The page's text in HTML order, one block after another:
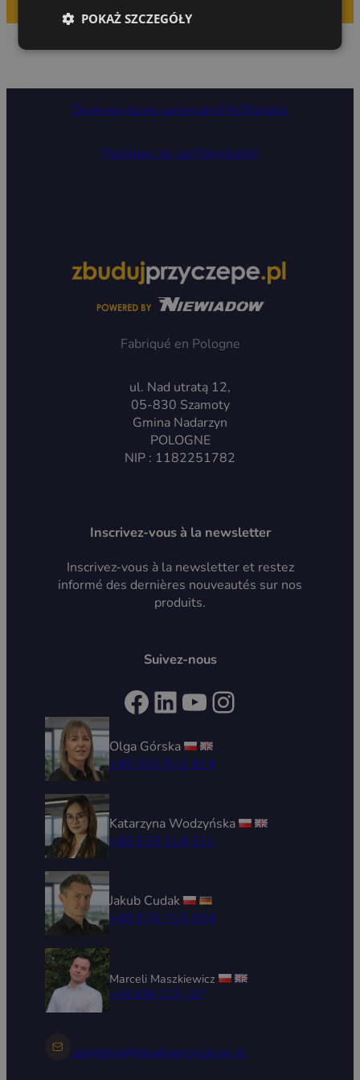
Devenez notre partenaireFAQService
Politique de confidentialité
Fabriqué en Pologne
ul. Nad utratą 12,
05-830 Szamoty
Gmina Nadarzyn
POLOGNE
NIP : 1182251782
Inscrivez-vous à la newsletter
Inscrivez-vous à la newsletter et restez
informé des dernières nouveautés sur nos
produits.
Suivez-nous
Facebook LinkedIn YouTube Instagram
Olga Górska
+48 690 512 414
Katarzyna Wodzyńska
+48 539 314 031
Jakub Cudak
+48 576 715 894
Marceli Maszkiewicz
+48 696 029 167
zapytania@zbudujprzyczepe.pl
POKAŻ SZCZEGÓŁY